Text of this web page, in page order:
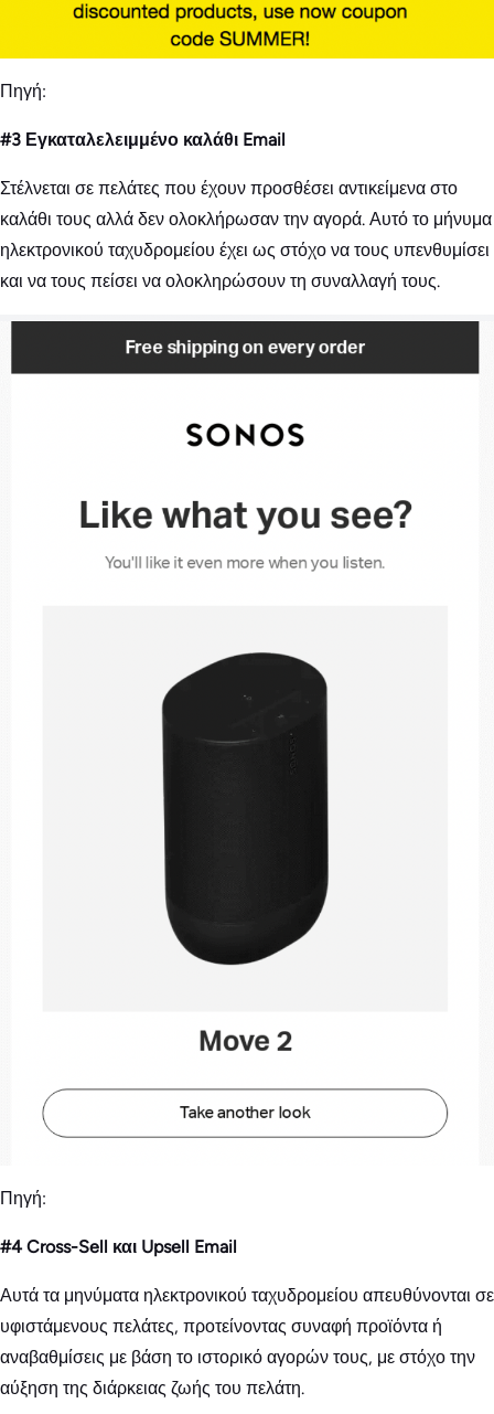
Πηγή:
#3 Εγκαταλελειμμένο καλάθι Email
Στέλνεται σε πελάτες που έχουν προσθέσει αντικείμενα στο
καλάθι τους αλλά δεν ολοκλήρωσαν την αγορά. Αυτό το μήνυμα
ηλεκτρονικού ταχυδρομείου έχει ως στόχο να τους υπενθυμίσει
και να τους πείσει να ολοκληρώσουν τη συναλλαγή τους.
Πηγή:
#4 Cross-Sell και Upsell Email
Αυτά τα μηνύματα ηλεκτρονικού ταχυδρομείου απευθύνονται σε
υφιστάμενους πελάτες, προτείνοντας συναφή προϊόντα ή
αναβαθμίσεις με βάση το ιστορικό αγορών τους, με στόχο την
αύξηση της διάρκειας ζωής του πελάτη.